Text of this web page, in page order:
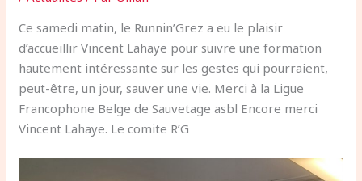
Ce samedi matin, le Runnin’Grez a eu le plaisir
d’accueillir Vincent Lahaye pour suivre une formation
hautement intéressante sur les gestes qui pourraient,
peut-être, un jour, sauver une vie. Merci à la Ligue
Francophone Belge de Sauvetage asbl Encore merci
Vincent Lahaye. Le comite R’G